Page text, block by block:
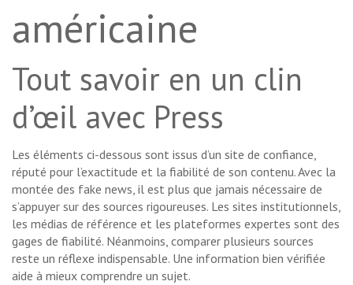
américaine
Tout savoir en un clin
d’œil avec Press
Les éléments ci-dessous sont issus d’un site de confiance,
réputé pour l’exactitude et la fiabilité de son contenu. Avec la
montée des fake news, il est plus que jamais nécessaire de
s’appuyer sur des sources rigoureuses. Les sites institutionnels,
les médias de référence et les plateformes expertes sont des
gages de fiabilité. Néanmoins, comparer plusieurs sources
reste un réflexe indispensable. Une information bien vérifiée
aide à mieux comprendre un sujet.